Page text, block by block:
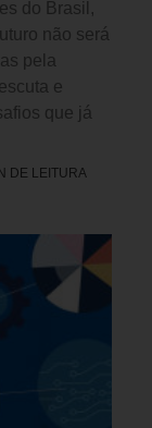
do Brasil,
não será
pela
e
que já
DE LEITURA